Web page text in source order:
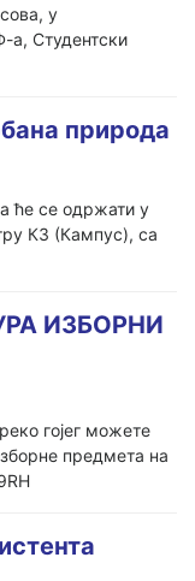
у
а, Студентски
природа
ће се одржати у
К3 (Кампус), са
ИЗБОРНИ
гојег можете
предмета на